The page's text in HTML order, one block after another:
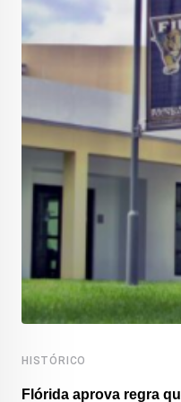
HISTÓRICO
Flórida aprova regra